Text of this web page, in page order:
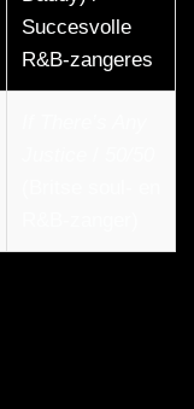
Succesvolle
R&B-zangeres